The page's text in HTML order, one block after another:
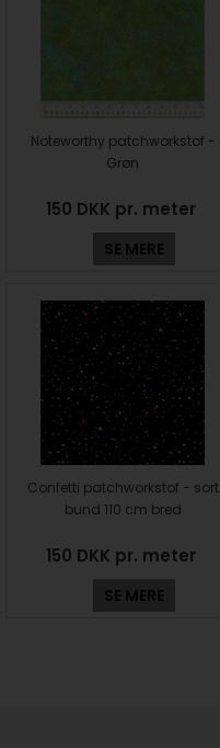
Noteworthy patchworkstof -
Grøn
150 DKK pr. meter
SE MERE
Confetti patchworkstof - sort
bund 110 cm bred
150 DKK pr. meter
SE MERE